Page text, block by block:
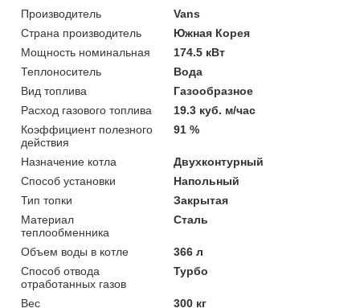
Производитель
Vans
Страна производитель
Южная Корея
Мощность номинальная
174.5 кВт
Теплоноситель
Вода
Вид топлива
Газообразное
Расход газового топлива
19.3 куб. м/час
Коэффициент полезного
действия
91 %
Назначение котла
Двухконтурный
Способ установки
Напольный
Тип топки
Закрытая
Материал
теплообменника
Сталь
Объем воды в котле
366 л
Способ отвода
отработанных газов
Турбо
Вес
300 кг